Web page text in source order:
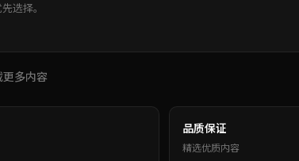
选择。
更多内容
品质保证
精选优质内容